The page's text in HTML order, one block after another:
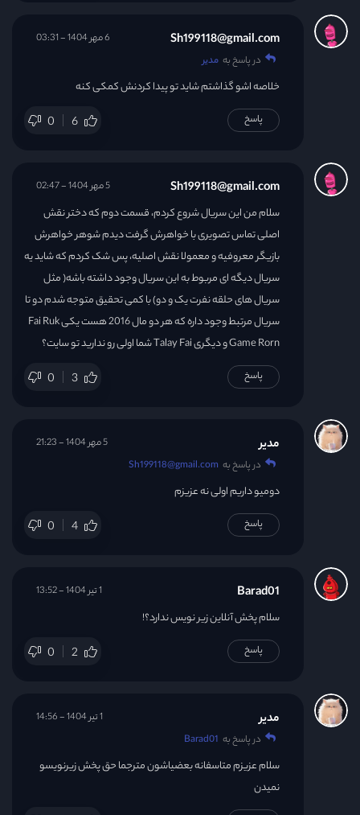
Sh199118@gmail.com
در پاسخ به مدیر
خلاصه اشو گذاشتم شاید تو پیدا کردنش کمکی کنه
0 6
6 مهر 1404 - 03:31
پاسخ
Sh199118@gmail.com
سلام من این سریال شروع کردم، قسمت دوم که دختر نقش
اصلی تماس تصویری با خواهرش گرفت دیدم شوهر خواهرش
بازیگر معروفیه و معمولا نقش اصلیه، پس شک کردم که شاید یه
سریال دیگه ای مربوط به این سریال وجود داشته باشه( مثل
سریال های حلقه نفرت یک و دو) با کمی تحقیق متوجه شدم دو تا
سریال مرتبط وجود داره که هر دو مال 2016 هست یکی Fai Ruk
Game Rorn و دیگری Talay Fai شما اولی رو ندارید تو سایت؟
0 3
5 مهر 1404 - 02:47
پاسخ
مدیر
در پاسخ به Sh199118@gmail.com
دومیو داریم اولی نه عزیزم
0 4
5 مهر 1404 - 21:23
پاسخ
Barad01
سلام پخش آنلاین زیر نویس ندارد؟!
0 2
1 تیر 1404 - 13:52
پاسخ
مدیر
در پاسخ به Barad01
سلام عزیزم متاسفانه بعضیاشون مترجما حق پخش زیرنویسو
نمیدن
1 تیر 1404 - 14:56